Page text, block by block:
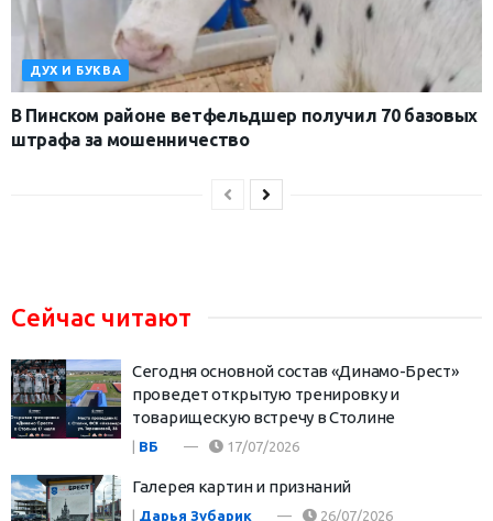
ДУХ И БУКВА
В Пинском районе ветфельдшер получил 70 базовых
штрафа за мошенничество
Сейчас читают
Сегодня основной состав «Динамо-Брест»
проведет открытую тренировку и
товарищескую встречу в Столине
ВБ 17/07/2026
Галерея картин и признаний
Дарья Зубарик 26/07/2026